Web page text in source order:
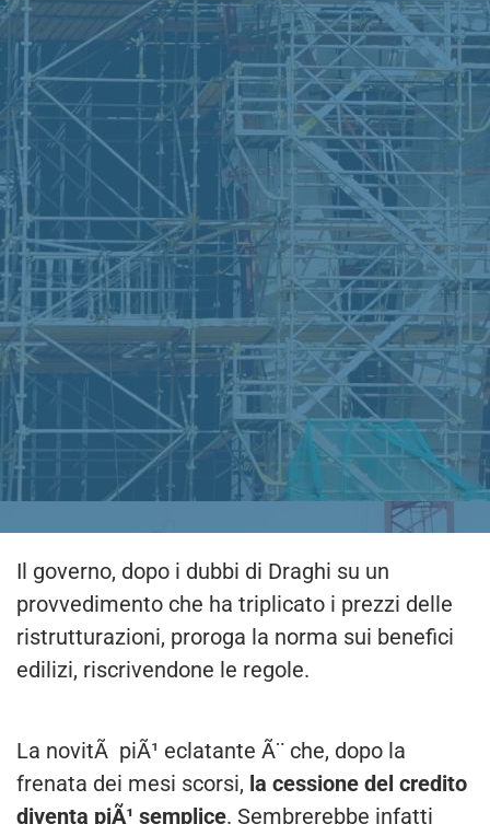
Il governo, dopo i dubbi di Draghi su un
provvedimento che ha triplicato i prezzi delle
ristrutturazioni, proroga la norma sui benefici
edilizi, riscrivendone le regole.
La novitÃ piÃ¹ eclatante Ã¨ che, dopo la
frenata dei mesi scorsi, la cessione del credito
diventa piÃ¹ semplice. Sembrerebbe infatti